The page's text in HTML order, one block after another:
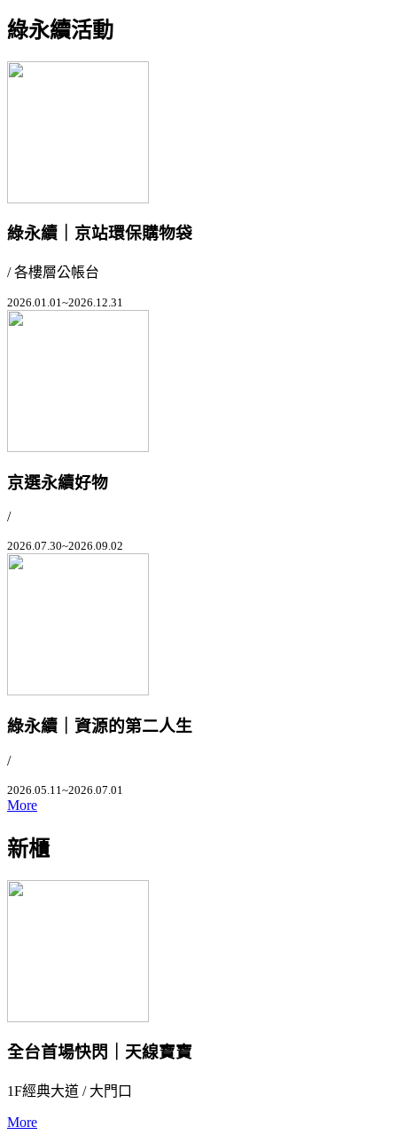
綠永續活動
綠永續｜京站環保購物袋
/ 各樓層公帳台
2026.01.01~2026.12.31
京選永續好物
/
2026.07.30~2026.09.02
綠永續｜資源的第二人生
/
2026.05.11~2026.07.01
More
新櫃
全台首場快閃｜天線寶寶
1F經典大道 / 大門口
More